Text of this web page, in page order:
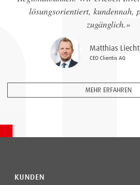
lösungsorientiert, kundennah,
zugänglich.»
Matthias
CEO Clientis AG
MEHR ERFAHREN
KUNDEN